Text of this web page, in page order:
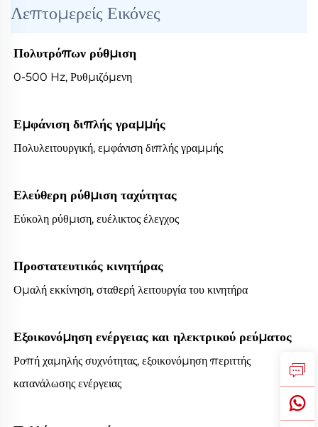
Λεπτομερείς Εικόνες
Πολυτρόπων ρύθμιση
0-500 Hz, Ρυθμιζόμενη
Εμφάνιση διπλής γραμμής
Πολυλειτουργική, εμφάνιση διπλής γραμμής
Ελεύθερη ρύθμιση ταχύτητας
Εύκολη ρύθμιση, ευέλικτος έλεγχος
Προστατευτικός κινητήρας
Ομαλή εκκίνηση, σταθερή λειτουργία του κινητήρα
Εξοικονόμηση ενέργειας και ηλεκτρικού ρεύματος
Ροπή χαμηλής συχνότητας, εξοικονόμηση περιττής
κατανάλωσης ενέργειας